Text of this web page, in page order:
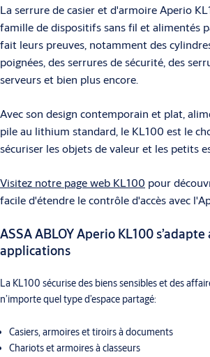
La serrure de casier et d'armoire Aperio
famille de dispositifs sans fil et alimentés
fait leurs preuves, notamment des
poignées, des serrures de sécurité, des
serveurs et bien plus encore.
Avec son design contemporain et plat,
pile au lithium standard, le KL100 est le
sécuriser les objets de valeur et les petits
Visitez notre page web KL100 pour
facile d'étendre le contrôle d'accès avec
ASSA ABLOY Aperio KL100
applications
La KL100 sécurise des biens sensibles et des
n’importe quel type d’espace partagé:
Casiers, armoires et tiroirs à documents
Chariots et armoires à classeurs